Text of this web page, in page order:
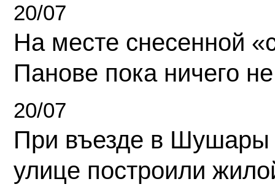
20/07
На месте снесенной
Панове пока ничего
20/07
При въезде в Шушары
улице построили